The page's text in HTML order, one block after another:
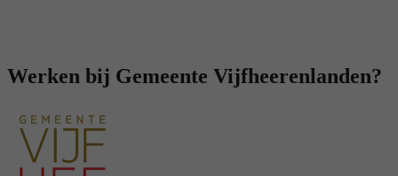
Werken bij Gemeente Vijfheerenlanden?